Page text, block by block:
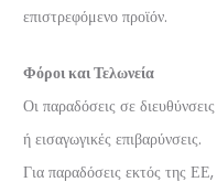
επιστρεφόμενο προϊόν.
Φόροι και Τελωνεία
Οι παραδόσεις σε
ή εισαγωγικές επιβαρύνσεις.
Για παραδόσεις εκτός της